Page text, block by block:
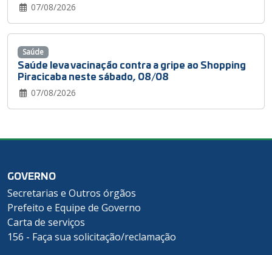
07/08/2026
Saúde leva vacinação contra a gripe ao Shopping
Piracicaba neste sábado, 08/08
07/08/2026
Saúde
GOVERNO
Secretarias e Outros órgãos
Prefeito e Equipe de Governo
Carta de serviços
156 - Faça sua solicitação/reclamação